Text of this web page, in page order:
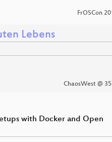
FrOSCon
Lebens
ChaosWest @
with Docker and Open